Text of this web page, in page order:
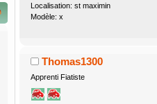
Localisation: st maximin
Modèle: x
Thomas1300
Apprenti Fiatiste